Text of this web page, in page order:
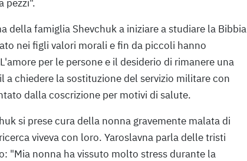
pezzi".
della famiglia Shevchuk a iniziare a studiare la Bibbia
nei figli valori morali e fin da piccoli hanno
per le persone e il desiderio di rimanere una
a chiedere la sostituzione del servizio militare con
dalla coscrizione per motivi di salute.
si prese cura della nonna gravemente malata di
viveva con loro. Yaroslavna parla delle tristi
"Mia nonna ha vissuto molto stress durante la